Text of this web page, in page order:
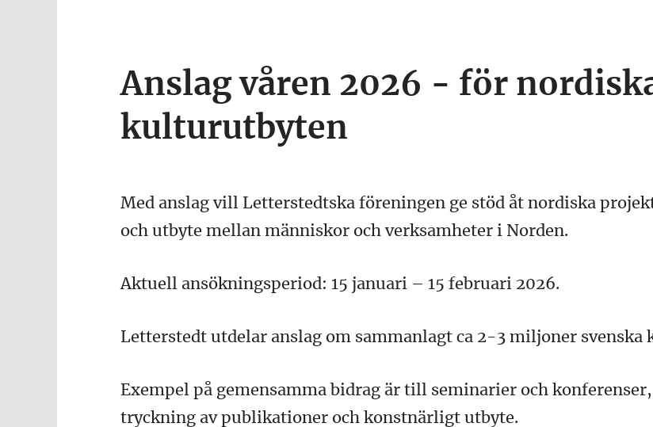
Anslag våren 2026 - för
kulturutbyten
Med anslag vill Letterstedtska föreningen ge stöd åt nordiska
och utbyte mellan människor och verksamheter i Norden.
Aktuell ansökningsperiod: 15 januari – 15 februari 2026.
Letterstedt utdelar anslag om sammanlagt ca 2-3 miljoner svenska
Exempel på gemensamma bidrag är till seminarier och
tryckning av publikationer och konstnärligt utbyte.